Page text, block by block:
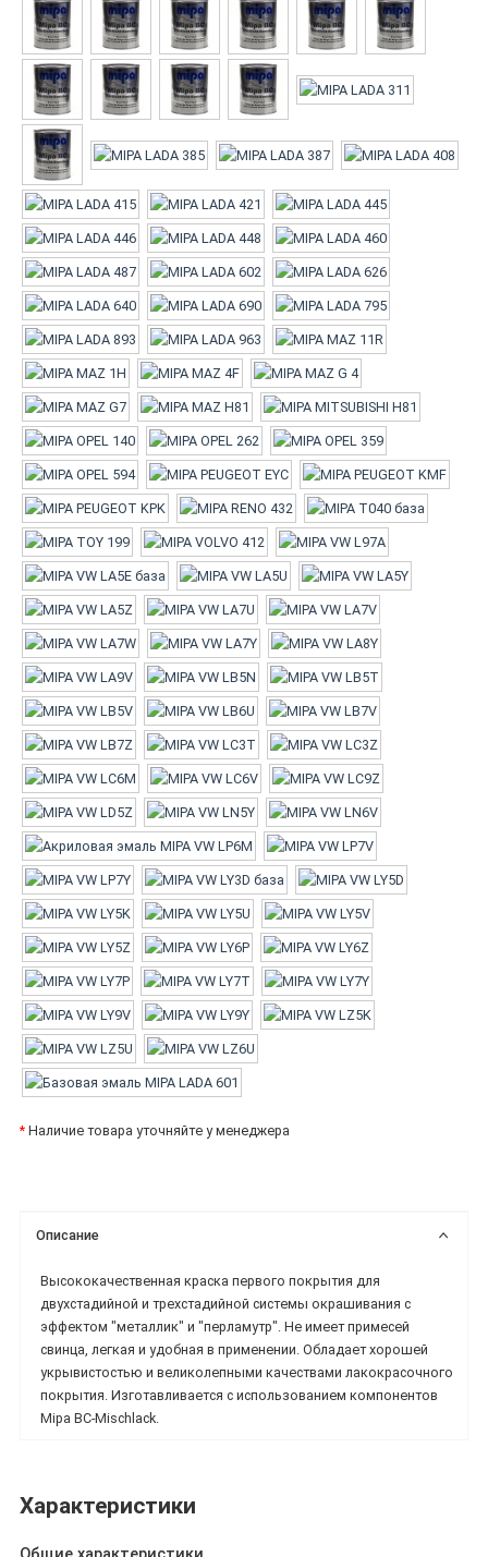
* Наличие товара уточняйте у менеджера
Описание
Высококачественная краска первого покрытия для
двухстадийной и трехстадийной системы окрашивания с
эффектом "металлик" и "перламутр". Не имеет примесей
свинца, легкая и удобная в применении. Обладает хорошей
укрывистостью и великолепными качествами лакокрасочного
покрытия. Изготавливается с использованием компонентов
Mipa BC-Mischlack.
Характеристики